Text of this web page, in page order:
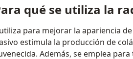
qué se utiliza la
para mejorar la apariencia
estimula la producción de
Además, se emplea